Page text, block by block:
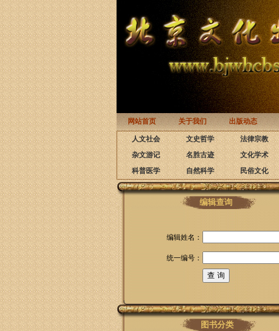
网站首页 关于我们 出版动态
人文社会 文史哲学 法律宗教
杂文游记
名胜古迹 文化学术
科普医学
自然科学 民俗文化
编辑查询
编辑姓名：
统一编号：
图书分类